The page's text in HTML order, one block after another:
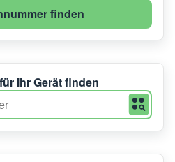
finden
Ihr Gerät finden